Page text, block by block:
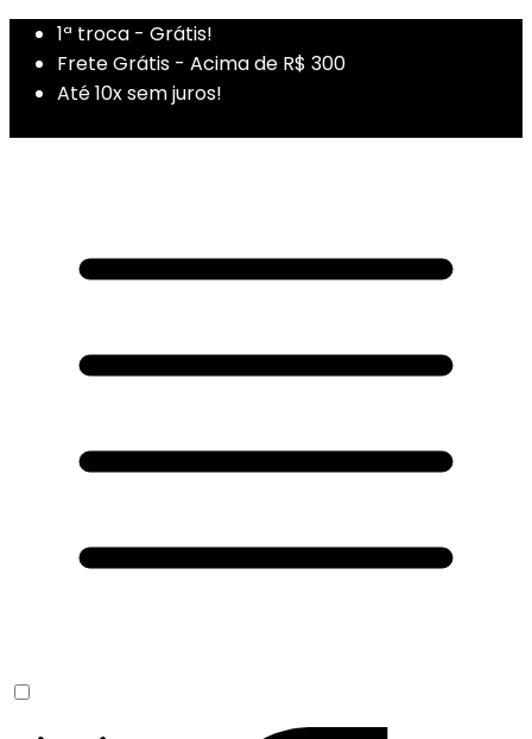
1ª troca - Grátis!
Frete Grátis - Acima de R$ 300
Até 10x sem juros!